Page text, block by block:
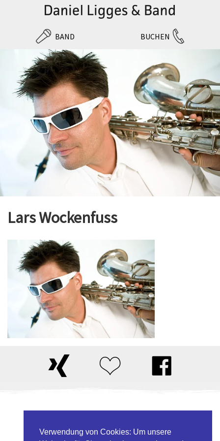
Verwendung von Cookies: Um unsere
BAND BUCHEN
Lars Wockenfuss
Daniel Ligges & Band
33154 Salzkotten